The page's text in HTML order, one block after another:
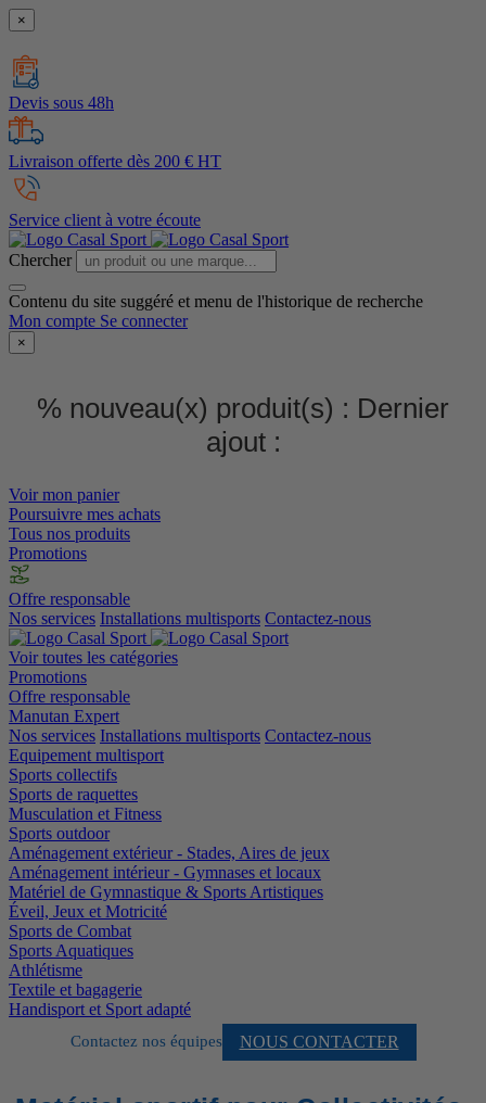
×
Devis sous 48h
Livraison offerte dès 200 € HT
Service client à votre écoute
Chercher
Contenu du site suggéré et menu de l'historique de recherche
Mon compte Se connecter
×
% nouveau(x) produit(s) : Dernier
ajout :
Voir mon panier
Poursuivre mes achats
Tous nos produits
Promotions
Offre responsable
Nos services Installations multisports Contactez-nous
Voir toutes les catégories
Promotions
Offre responsable
Manutan Expert
Nos services Installations multisports Contactez-nous
Equipement multisport
Sports collectifs
Sports de raquettes
Musculation et Fitness
Sports outdoor
Aménagement extérieur - Stades, Aires de jeux
Aménagement intérieur - Gymnases et locaux
Matériel de Gymnastique & Sports Artistiques
Éveil, Jeux et Motricité
Sports de Combat
Sports Aquatiques
Athlétisme
Textile et bagagerie
Handisport et Sport adapté
Contactez nos équipes NOUS CONTACTER